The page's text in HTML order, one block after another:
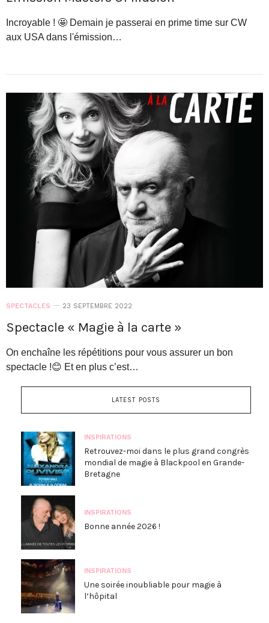
Incroyable ! 🤩 Demain je passerai en prime time sur CW
aux USA dans l'émission…
SPECTACLES 23 SEPTEMBRE 2022
Spectacle « Magie à la carte »
On enchaîne les répétitions pour vous assurer un bon
spectacle !😊 Et en plus c’est…
LATEST POSTS
INSPIRATIONS
Retrouvez-moi dans le plus grand congrès
mondial de magie à Blackpool en Grande-
Bretagne
INSPIRATIONS
Bonne année 2026 !
INSPIRATIONS
Une soirée inoubliable pour magie à
l’hôpital